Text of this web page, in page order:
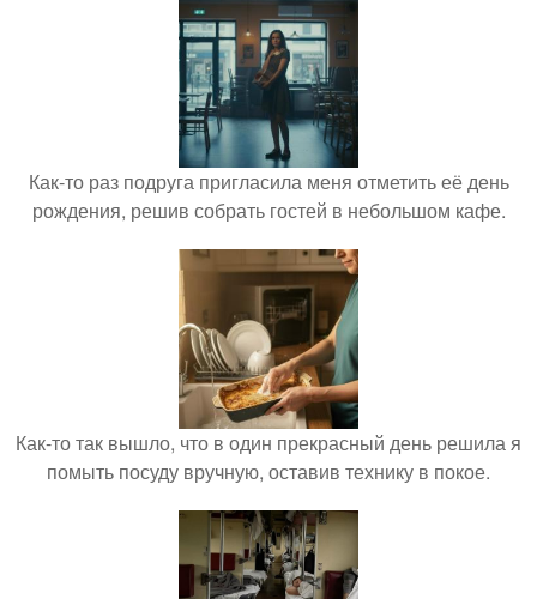
Как-то раз подруга пригласила меня отметить её день
рождения, решив собрать гостей в небольшом кафе.
Как-то так вышло, что в один прекрасный день решила я
помыть посуду вручную, оставив технику в покое.